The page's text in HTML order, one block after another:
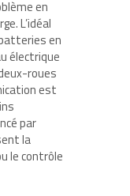
en
L’idéal
en
électrique
roues
est
par
la
le contrôle